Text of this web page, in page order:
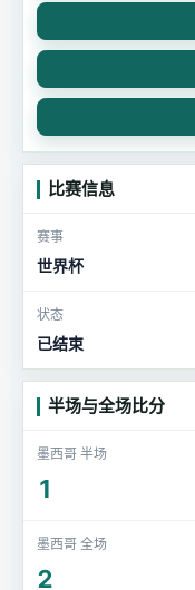
比赛信息
赛事
世界杯
状态
已结束
半场与全场比分
墨西哥 半场
1
墨西哥 全场
2